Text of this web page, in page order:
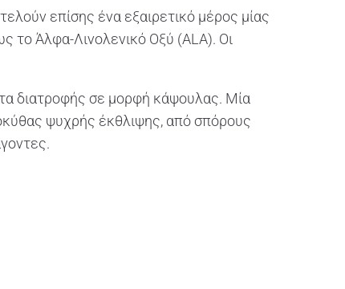
επίσης ένα εξαιρετικό μέρος μίας
το Άλφα-Λινολενικό Οξύ (ALA). Οι
διατροφής σε μορφή κάψουλας. Μία
ψυχρής έκθλιψης, από σπόρους